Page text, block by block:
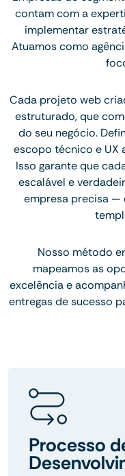
contam com a
implementar
Atuamos como
Cada projeto web
estruturado, que
do seu negócio.
escopo técnico e UX
Isso garante que
escalável e
empresa precisa —
Nosso método
mapeamos as
excelência e
entregas de sucesso
Processo